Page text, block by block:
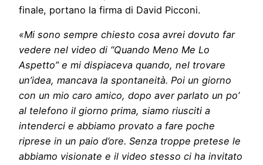
finale, portano la firma di David Picconi.
«Mi sono sempre chiesto cosa avrei dovuto far
vedere nel video di “Quando Meno Me Lo
Aspetto” e mi dispiaceva quando, nel trovare
un’idea, mancava la spontaneità. Poi un giorno
con un mio caro amico, dopo aver parlato un po’
al telefono il giorno prima, siamo riusciti a
intenderci e abbiamo provato a fare poche
riprese in un paio d’ore. Senza troppe pretese le
abbiamo visionate e il video stesso ci ha invitato